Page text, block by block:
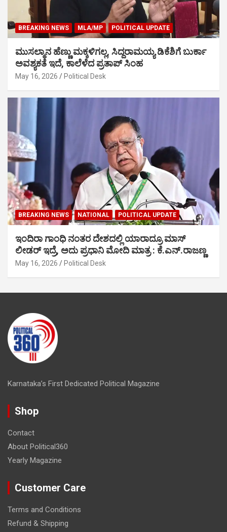
BREAKING NEWS MLA/MP POLITICAL UPDATE
ಮುಸಲ್ಮಾನ ಹೆಣ್ಣು ಮಕ್ಕಳಿಗಲ್ಲ, ಸಿದ್ದರಾಮಯ್ಯ ಡಿಕೆಶಿಗೆ ಬುರ್ಕಾ
ಅವಶ್ಯಕತೆ ಇದೆ, ಕಾಲೆಳೆದ ಪ್ರತಾಪ್ ಸಿಂಹ
May 16, 2026 Political Desk
BREAKING NEWS NATIONAL POLITICAL UPDATE
ಇಂದಿರಾ ಗಾಂಧಿ ನಂತರ ದೇಶದಲ್ಲಿ ಯಾರಾದ್ರೂ ಮಾಸ್
ಲೀಡರ್ ಇದ್ರೆ, ಅದು ಪ್ರಧಾನಿ ಮೋದಿ ಮಾತ್ರ : ಕೆ.ಎನ್.ರಾಜಣ್ಣ
May 16, 2026 Political Desk
Karnataka’s First Dedicated Political Magazine
Shop
Contact
About Political360
Yearly Magazine
Customer Care
Terms and Conditions
Refund & Shipping